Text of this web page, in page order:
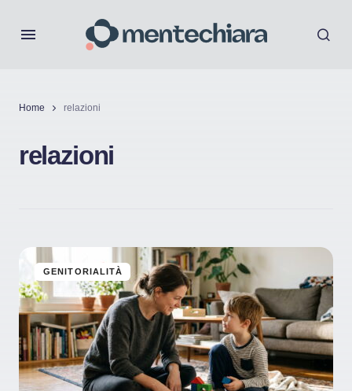
Home relazioni
relazioni
GENITORIALITÀ